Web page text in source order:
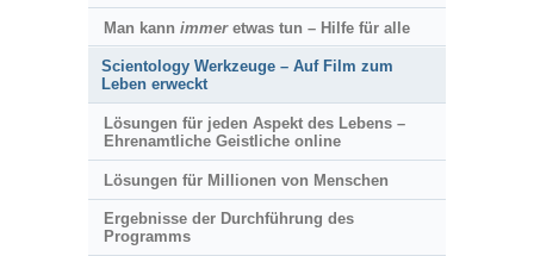
Man kann immeretwas tun – Hilfe für alle
Scientology Werkzeuge – Auf Film zum
Leben erweckt
Lösungen für jeden Aspekt des Lebens –
Ehrenamtliche Geistliche online
Lösungen für Millionen von Menschen
Ergebnisse der Durchführung des
Programms